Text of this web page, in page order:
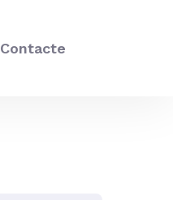
Contacte